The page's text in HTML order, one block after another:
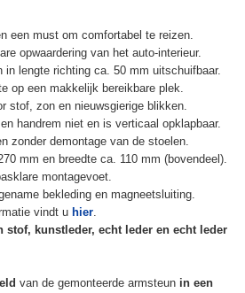
een must om comfortabel te reizen.
opwaardering van het auto-interieur.
in lengte richting ca. 50 mm uitschuifbaar.
op een makkelijk bereikbare plek.
stof, zon en nieuwsgierige blikken.
handrem niet en is verticaal opklapbaar.
zonder demontage van de stoelen.
mm en breedte ca. 110 mm (bovendeel).
montagevoet.
bekleding en magneetsluiting.
vindt u hier.
stof, kunstleder, echt leder en echt leder
van de gemonteerde armsteun in een